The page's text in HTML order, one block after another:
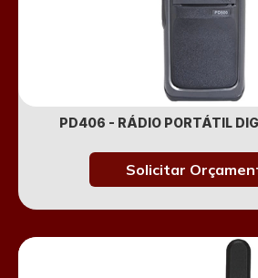
PD406 - RÁDIO PORTÁTIL
Solicitar